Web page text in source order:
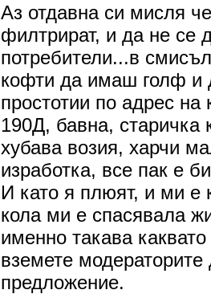
Аз отдавна си мисля
филтрират, и да не се
потребители...в
кофти да имаш голф и
простотии по адрес
190Д, бавна, старичка
хубава возия, харчи
изработка, все пак е
И като я плюят, и ми е
кола ми е спасявала
именно такава
вземете
предложение.